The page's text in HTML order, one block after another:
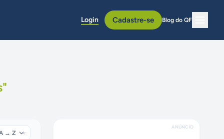
Login Cadastre-se Blog do QF
"
ANÚNCIO